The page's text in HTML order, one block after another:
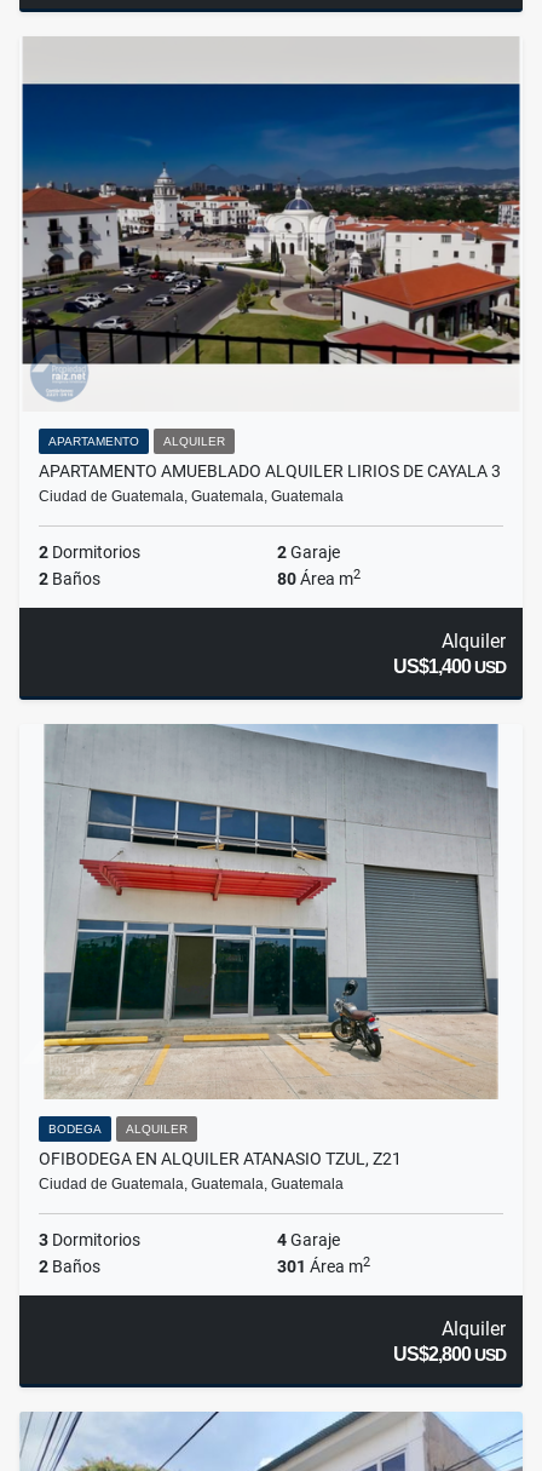
APARTAMENTO ALQUILER
APARTAMENTO AMUEBLADO ALQUILER LIRIOS DE CAYALA 3
Ciudad de Guatemala, Guatemala, Guatemala
2 Dormitorios 2Garaje
2 Baños 80Área m2
Alquiler
US$1,400USD
BODEGA ALQUILER
OFIBODEGA EN ALQUILER ATANASIO TZUL, Z21
Ciudad de Guatemala, Guatemala, Guatemala
3 Dormitorios 4Garaje
2 Baños 301 Área m2
Alquiler
US$2,800USD